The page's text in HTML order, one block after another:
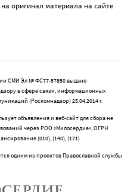
оригинал материала на сайте
СМИ Эл № ФС77-57850 выдано
в сфере связи, информационных
(Роскомнадзор) 25.04.2014 г.
объявления и веб-сайт для сбора не
через РОО «Милосердие», ОГРН
(010), (140), (171)
одним из проектов Православной службы